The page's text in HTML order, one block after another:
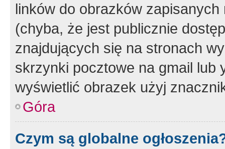
linków do obrazków
(chyba, że jest publicznie
znajdujących się na stronach
skrzynki pocztowe na gmail lub
wyświetlić obrazek użyj
Góra
Czym są globalne